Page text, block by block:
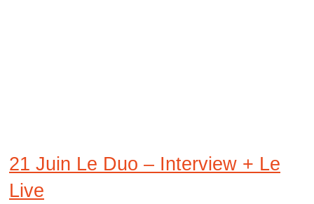
21 Juin Le Duo – Interview + Le
Live